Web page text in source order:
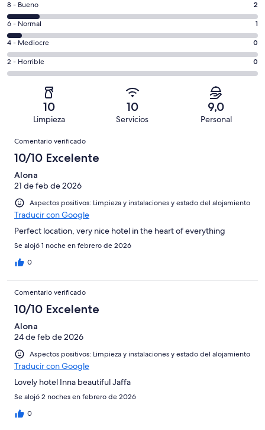
de
un
total
de
16
con
puntuación
2
comentarios
de
un
total
de
puntuación
8 - Bueno 2
1
comentarios
de
un
total
puntuación
Normal
6 - Normal 1
0
comentarios
de
una
puntuación
Mediocre
4 - Mediocre 0
0
comentarios
16
una
puntuación
de
Horrible
2 - Horrible 0
10
Limpieza
10
Servicios
9,0
Personal
Comentarios
Comentario verificado
10/10 Excelente
Alona
21 de feb de 2026
Aspectos positivos: Limpieza y instalaciones y estado del alojamiento
Traducir con Google
Perfect location, very nice hotel in the heart of everything
Se alojó 1 noche en febrero de 2026
0
Comentario verificado
10/10 Excelente
Alona
24 de feb de 2026
Aspectos positivos: Limpieza y instalaciones y estado del alojamiento
Traducir con Google
Lovely hotel Inna beautiful Jaffa
Se alojó 2 noches en febrero de 2026
0